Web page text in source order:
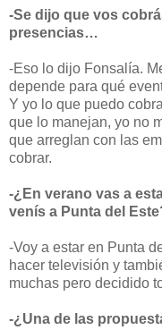
-Se dijo que vos
presencias…
-Eso lo dijo Fonsalía.
depende para qué
Y yo lo que puedo
que lo manejan, yo no
que arreglan con las
cobrar.
-¿En verano vas a
venís a Punta del
-Voy a estar en Punta
hacer televisión y
muchas pero decidido
-¿Una de las